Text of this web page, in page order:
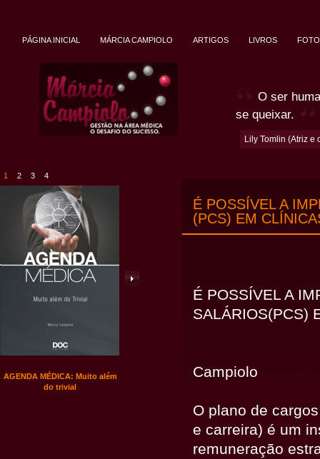
PÁGINA INICIAL MÁRCIA CAMPIOLO ARTIGOS LIVROS
O ser
se queixar.
Lily Tomlin (Atriz e
1 2 3 4
Medical Management Office:
Developing and Managing
É POSSÍVEL A
(PCS) EM
É POSSÍVEL A
SALÁRIOS(PCS)
Campiolo
O plano de
e carreira) é um
remuneração